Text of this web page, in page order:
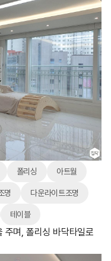
폴리싱 아트월
명 다운라이트조명
테이블
주며, 폴리싱 바닥타일로